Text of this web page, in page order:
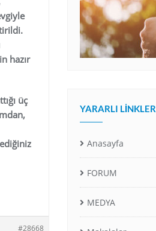
hazır
üç
#28668
YARARLI LINKLER
Anasayfa
FORUM
MEDYA